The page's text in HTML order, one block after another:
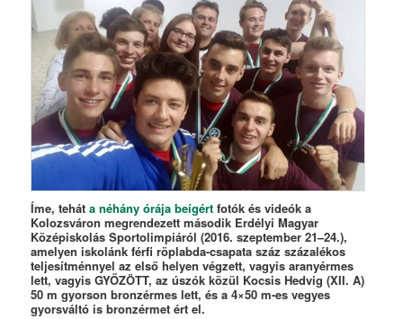
Íme, teháta néhány órája beígért fotók és videók a
Kolozsváron megrendezett második Erdélyi Magyar
Középiskolás Sportolimpiáról (2016. szeptember 21–24.),
amelyen iskolánk férfi röplabda-csapata száz százalékos
teljesítménnyel az első helyen végzett, vagyis aranyérmes
lett, vagyis GYŐZÖTT, az úszók közül Kocsis Hedvig (XII. A)
50 m gyorson bronzérmes lett, és a 4×50 m-es vegyes
gyorsváltó is bronzérmet ért el.